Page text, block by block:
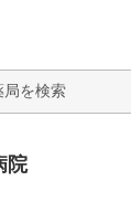
検索
院